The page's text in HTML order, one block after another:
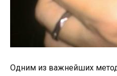
Одним из важнейших